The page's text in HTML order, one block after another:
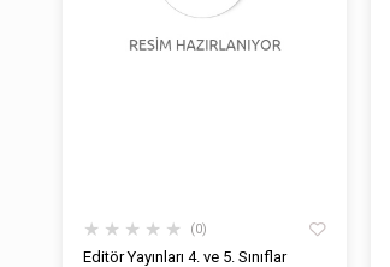
★ ★ ★ ★ ★ 0
Editör Yayınları 4. ve 5. Sınıflar